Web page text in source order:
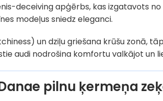
deceiving apģērbs, kas izgatavots
modeļus sniedz eleganci.
un dziļu griešana krūšu zonā,
audi nodrošina komfortu valkājot un
pilnu ķermeņa